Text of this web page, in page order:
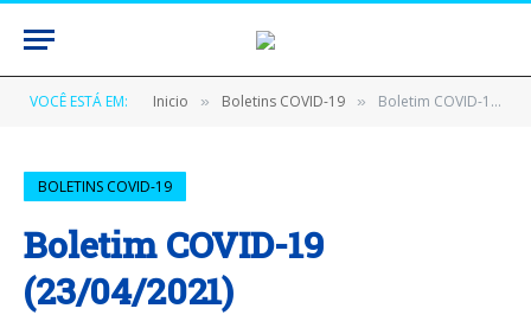
VOCÊ ESTÁ EM: Inicio » Boletins COVID-19 » Boletim COVID-19 (23/04/2021)
BOLETINS COVID-19
Boletim COVID-19
(23/04/2021)